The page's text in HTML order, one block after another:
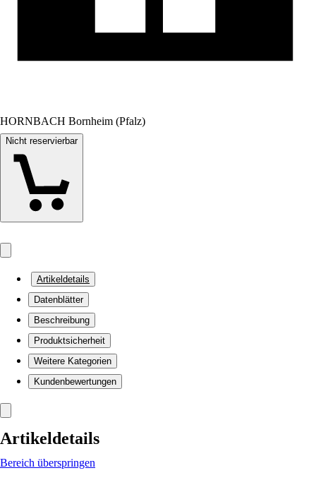
HORNBACH Bornheim (Pfalz)
Nicht reservierbar
Artikeldetails
Datenblätter
Beschreibung
Produktsicherheit
Weitere Kategorien
Kundenbewertungen
Artikeldetails
Bereich überspringen